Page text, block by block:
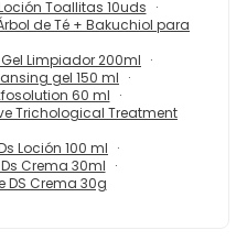
Toallitas 10uds
de Té + Bakuchiol para
Limpiador 200ml
gel 150 ml
60 ml
Trichological Treatment
Loción 100 ml
Crema 30ml
DS Crema 30g